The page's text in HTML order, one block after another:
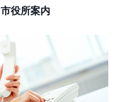
市役所案内